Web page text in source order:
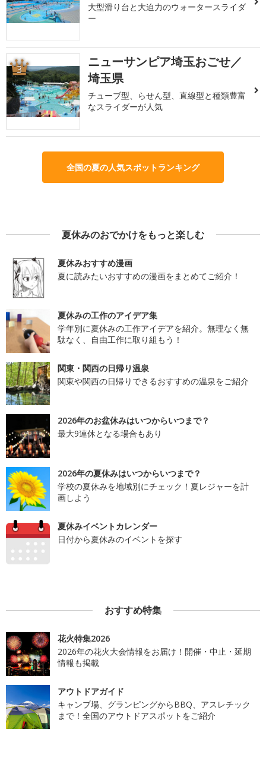
大型滑り台と大迫力のウォータースライダ
ー
3
ニューサンピア埼玉おごせ／
埼玉県
チューブ型、らせん型、直線型と種類豊富
なスライダーが人気
全国の夏の人気スポットランキング
夏休みのおでかけをもっと楽しむ
夏休みおすすめ漫画
夏に読みたいおすすめの漫画をまとめてご紹介！
夏休みの工作のアイデア集
学年別に夏休みの工作アイデアを紹介。無理なく無
駄なく、自由工作に取り組もう！
関東・関西の日帰り温泉
関東や関西の日帰りできるおすすめの温泉をご紹介
2026年のお盆休みはいつからいつまで？
最大9連休となる場合もあり
2026年の夏休みはいつからいつまで？
学校の夏休みを地域別にチェック！夏レジャーを計
画しよう
夏休みイベントカレンダー
日付から夏休みのイベントを探す
おすすめ特集
花火特集2026
2026年の花火大会情報をお届け！開催・中止・延期
情報も掲載
アウトドアガイド
キャンプ場、グランピングからBBQ、アスレチック
まで！全国のアウトドアスポットをご紹介